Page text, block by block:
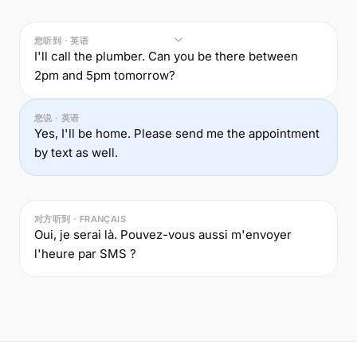
您听到 · 英语
I'll call the plumber. Can you be there between
2pm and 5pm tomorrow?
您说 · 英语
Yes, I'll be home. Please send me the appointment
by text as well.
对方听到 · FRANÇAIS
Oui, je serai là. Pouvez-vous aussi m'envoyer
l'heure par SMS ?